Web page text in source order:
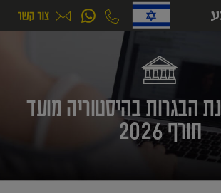
הבגרות בהיסטוריה מועד
חורף 2026